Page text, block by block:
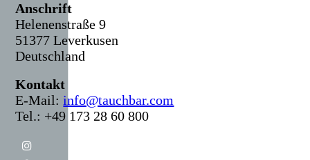
Anschrift
Helenenstraße 9
51377 Leverkusen
Deutschland
Kontakt
E-Mail:info@tauchbar.com
Tel.: +49 173 28 60 800